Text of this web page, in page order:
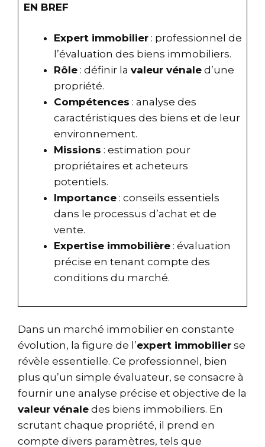
EN BREF
Expert immobilier: professionnel de
l’évaluation des biens immobiliers.
Rôle: définir la valeur vénaled’une
propriété.
Compétences : analyse des
caractéristiques des biens et de leur
environnement.
Missions : estimation pour
propriétaires et acheteurs
potentiels.
Importance: conseils essentiels
dans le processus d’achat et de
vente.
Expertise immobilière: évaluation
précise en tenant compte des
conditions du marché.
Dans un marché immobilier en constante
évolution, la figure de l’expert immobilier se
révèle essentielle. Ce professionnel, bien
plus qu’un simple évaluateur, se consacre à
fournir une analyse précise et objective de la
valeur vénale des biens immobiliers. En
scrutant chaque propriété, il prend en
compte divers paramètres, tels que